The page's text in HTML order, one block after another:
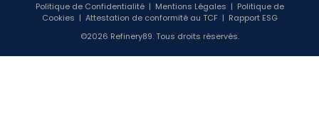
Politique de Confidentialité| Mentions Légales | Politique de
Cookies | Attestation de conformité au TCF| Rapport ESG
©2026 Refinery89. Tous droits réservés.